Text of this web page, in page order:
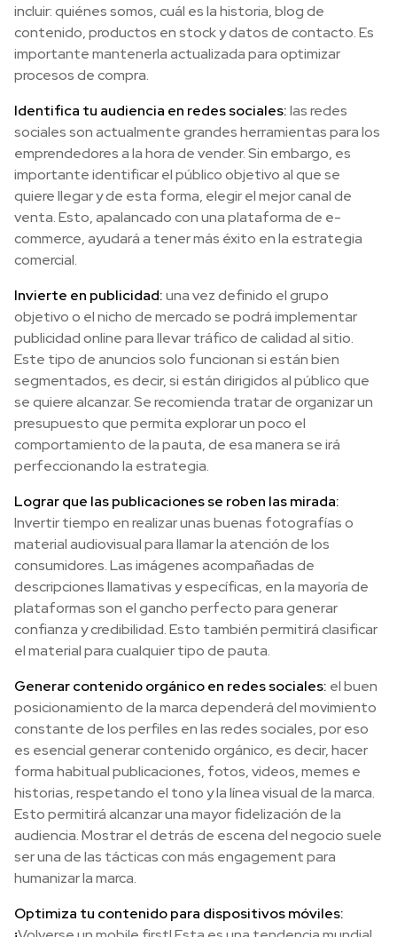
incluir: quiénes somos, cuál es la historia, blog de
contenido, productos en stock y datos de contacto. Es
importante mantenerla actualizada para optimizar
procesos de compra.
Identifica tu audiencia en redes sociales:las redes
sociales son actualmente grandes herramientas para los
emprendedores a la hora de vender. Sin embargo, es
importante identificar el público objetivo al que se
quiere llegar y de esta forma, elegir el mejor canal de
venta. Esto, apalancado con una plataforma de e-
commerce, ayudará a tener más éxito en la estrategia
comercial.
Invierte en publicidad:una vez definido el grupo
objetivo o el nicho de mercado se podrá implementar
publicidad online para llevar tráfico de calidad al sitio.
Este tipo de anuncios solo funcionan si están bien
segmentados, es decir, si están dirigidos al público que
se quiere alcanzar. Se recomienda tratar de organizar un
presupuesto que permita explorar un poco el
comportamiento de la pauta, de esa manera se irá
perfeccionando la estrategia.
Lograr que las publicaciones se roben las mirada:
Invertir tiempo en realizar unas buenas fotografías o
material audiovisual para llamar la atención de los
consumidores. Las imágenes acompañadas de
descripciones llamativas y específicas, en la mayoría de
plataformas son el gancho perfecto para generar
confianza y credibilidad. Esto también permitirá clasificar
el material para cualquier tipo de pauta.
Generar contenido orgánico en redes sociales: el buen
posicionamiento de la marca dependerá del movimiento
constante de los perfiles en las redes sociales, por eso
es esencial generar contenido orgánico, es decir, hacer
forma habitual publicaciones, fotos, videos, memes e
historias, respetando el tono y la línea visual de la marca.
Esto permitirá alcanzar una mayor fidelización de la
audiencia. Mostrar el detrás de escena del negocio suele
ser una de las tácticas con más engagement para
humanizar la marca.
Optimiza tu contenido para dispositivos móviles: